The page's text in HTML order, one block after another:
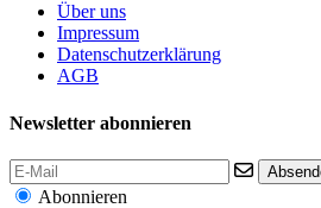
Über uns
Impressum
Datenschutzerklärung
AGB
Newsletter abonnieren
Abonnieren